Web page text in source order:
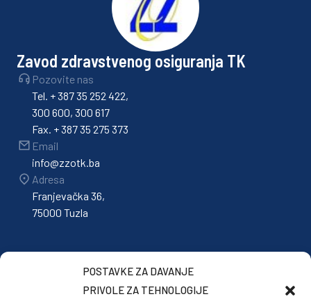
POSTAVKE ZA DAVANJE
PRIVOLE ZA TEHNOLOGIJE
Zavod zdravstvenog osiguranja TK
Pozovite nas
Tel. + 387 35 252 422,
300 600, 300 617
Fax. + 387 35 275 373
Email
info@zzotk.ba
Adresa
Franjevačka 36,
75000 Tuzla